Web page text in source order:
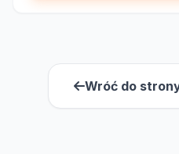
Wróć do